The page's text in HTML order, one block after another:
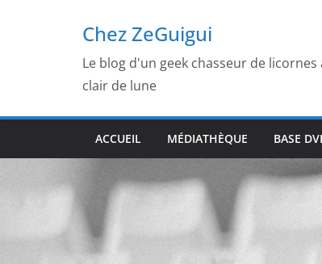
Chez ZeGuigui
Le blog d'un geek chasseur de licornes
clair de lune
ACCUEIL MÉDIATHÈQUE BASE